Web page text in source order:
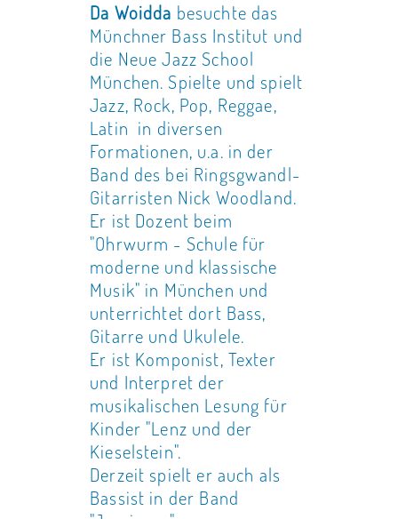
Da Woidda besuchte das
Münchner Bass Institut und
die Neue Jazz School
München. Spielte und spielt
Jazz, Rock, Pop, Reggae,
Latin in diversen
Formationen, u.a. in der
Band des bei Ringsgwandl-
Gitarristen Nick Woodland.
Er ist Dozent beim
"Ohrwurm - Schule für
moderne und klassische
Musik" in München und
unterrichtet dort Bass,
Gitarre und Ukulele.
Er ist Komponist, Texter
und Interpret der
musikalischen Lesung für
Kinder "Lenz und der
Kieselstein".
Derzeit spielt er auch als
Bassist in der Band